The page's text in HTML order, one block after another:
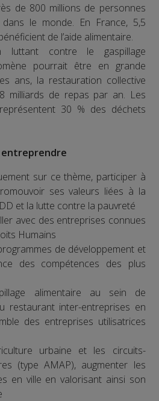
de 800 millions de personnes
le monde. En France, 5,5
de l’aide alimentaire.
luttant contre le gaspillage
pourrait être en grande
ans, la restauration collective
milliards de repas par an. Les
30 % des déchets
entreprendre
sur ce thème, participer à
ses valeurs liées à la
et la lutte contre la pauvreté
avec des entreprises connues
Humains
de développement et
des compétences des plus
alimentaire au sein de
restaurant inter-entreprises en
des entreprises utilisatrices
urbaine et les circuits-
(type AMAP), augmenter les
en ville en valorisant ainsi son